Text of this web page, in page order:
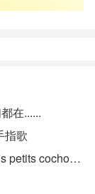
在......
指歌
儿时童话法语版在线看：三只小猪（les trois petits cochons）